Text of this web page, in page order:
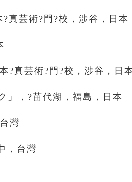
芸術?門?校，涉谷，日本
真芸術?門?校，涉谷，日
，?苗代湖，福島，日本
灣
，台灣